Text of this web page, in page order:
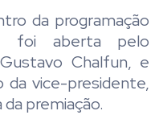
da programação
foi aberta pelo
Chalfun, e
da vice-presidente,
da premiação.